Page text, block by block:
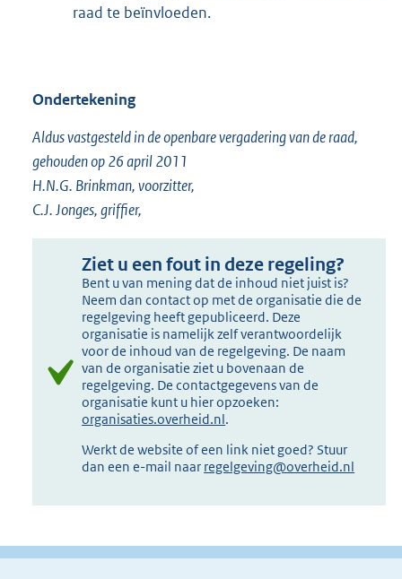
raad te beïnvloeden.
Ondertekening
Aldus vastgesteld in de openbare vergadering van de raad,
gehouden op 26 april 2011
H.N.G. Brinkman, voorzitter,
C.J. Jonges, griffier,
Ziet u een fout in deze regeling?
Bent u van mening dat de inhoud niet juist is?
Neem dan contact op met de organisatie die de
regelgeving heeft gepubliceerd. Deze
organisatie is namelijk zelf verantwoordelijk
voor de inhoud van de regelgeving. De naam
van de organisatie ziet u bovenaan de
regelgeving. De contactgegevens van de
organisatie kunt u hier opzoeken:
organisaties.overheid.nl.
Werkt de website of een link niet goed? Stuur
dan een e-mail naar regelgeving@overheid.nl